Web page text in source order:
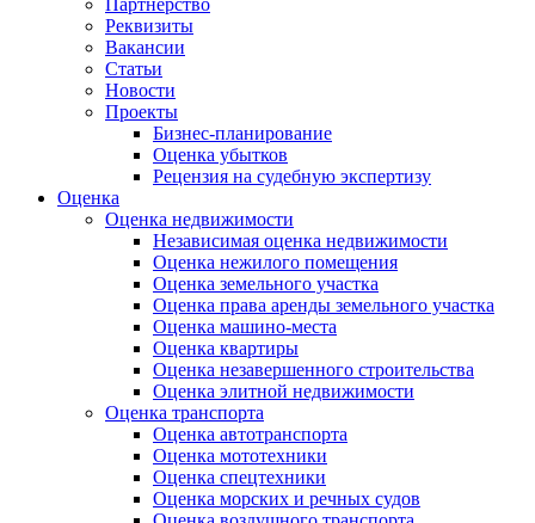
Партнерство
Реквизиты
Вакансии
Статьи
Новости
Проекты
Бизнес-планирование
Оценка убытков
Рецензия на судебную экспертизу
Оценка
Оценка недвижимости
Независимая оценка недвижимости
Оценка нежилого помещения
Оценка земельного участка
Оценка права аренды земельного участка
Оценка машино-места
Оценка квартиры
Оценка незавершенного строительства
Оценка элитной недвижимости
Оценка транспорта
Оценка автотранспорта
Оценка мототехники
Оценка спецтехники
Оценка морских и речных судов